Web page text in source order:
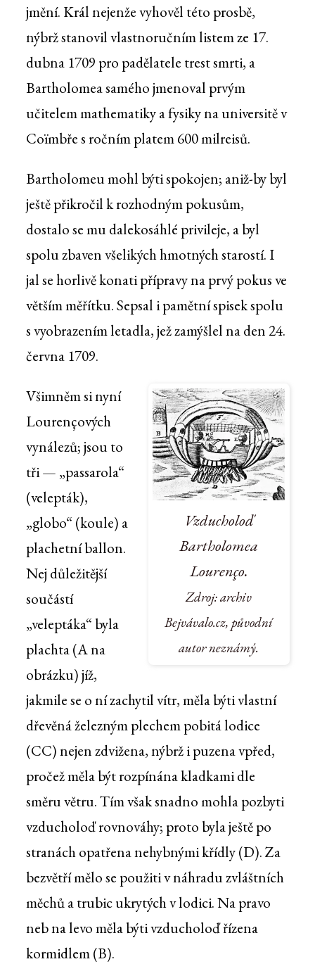
jmění. Král nejenže vyhověl této prosbě,
nýbrž stanovil vlastnoručním listem ze 17.
dubna 1709 pro padělatele trest smrti, a
Bartholomea samého jmenoval prvým
učitelem mathematiky a fysiky na universitě v
Coïmbře s ročním platem 600 milreisů.
Bartholomeu mohl býti spokojen; aniž-by byl
ještě přikročil k rozhodným pokusům,
dostalo se mu dalekosáhlé privileje, a byl
spolu zbaven všelikých hmotných starostí. I
jal se horlivě konati přípravy na prvý pokus ve
větším měřítku. Sepsal i pamětní spisek spolu
s vyobrazením letadla, jež zamýšlel na den 24.
června 1709.
Vzducholoď
Bartholomea
Lourenço.
Zdroj: archiv
Bejvávalo.cz, původní
autor neznámý.
Všimněm si nyní
Lourençových
vynálezů; jsou to
tři — „passarola“
(velepták),
„globo“ (koule) a
plachetní ballon.
Nej důležitější
součástí
„veleptáka“ byla
plachta (A na
obrázku) jíž,
jakmile se o ní zachytil vítr, měla býti vlastní
dřevěná železným plechem pobitá lodice
(CC) nejen zdvižena, nýbrž i puzena vpřed,
pročež měla být rozpínána kladkami dle
směru větru. Tím však snadno mohla pozbyti
vzducholoď rovnováhy; proto byla ještě po
stranách opatřena nehybnými křídly (D). Za
bezvětří mělo se použiti v náhradu zvláštních
měchů a trubic ukrytých v lodici. Na pravo
neb na levo měla býti vzducholoď řízena
kormidlem (B).